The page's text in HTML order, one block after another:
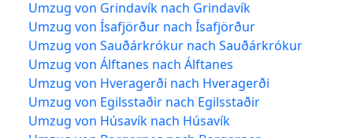
Umzug von Grindavík nach Grindavík
Umzug von Ísafjörður nach Ísafjörður
Umzug von Sauðárkrókur nach Sauðárkrókur
Umzug von Álftanes nach Álftanes
Umzug von Hveragerði nach Hveragerði
Umzug von Egilsstaðir nach Egilsstaðir
Umzug von Húsavík nach Húsavík